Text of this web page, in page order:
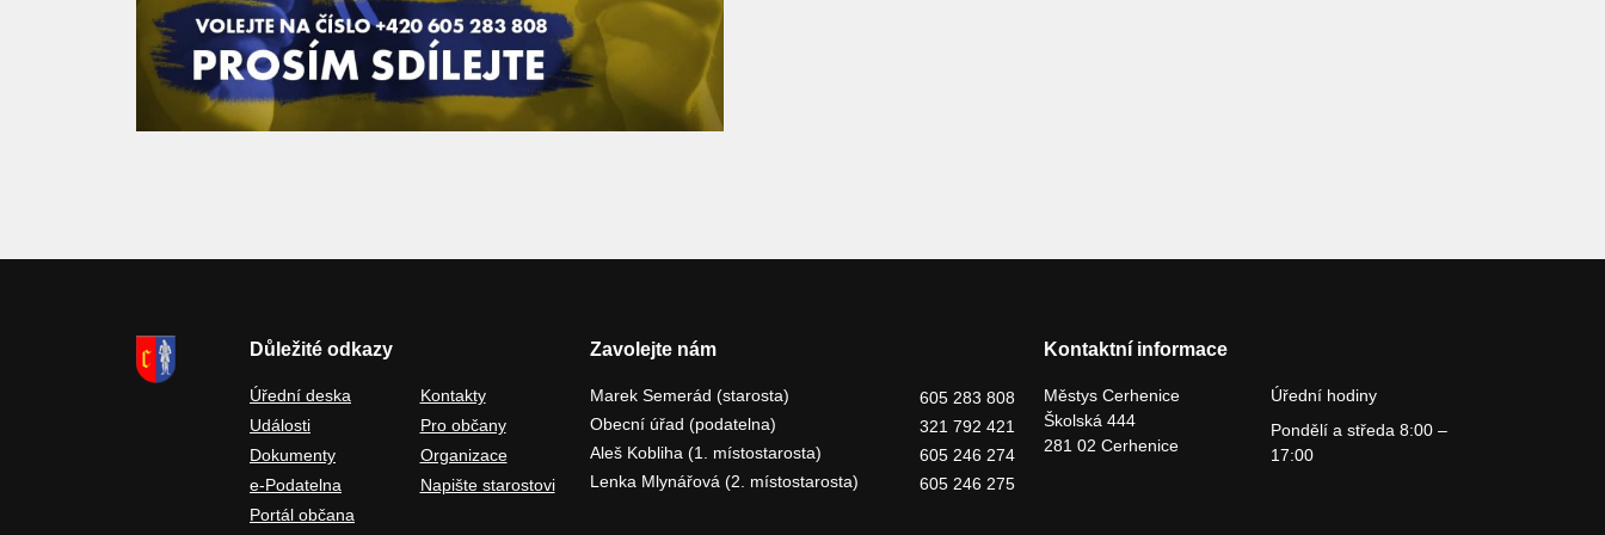
Důležité odkazy
Úřední deska
Události
Dokumenty
e-Podatelna
Portál občana
Kontakty
Pro občany
Organizace
Napište starostovi
Zavolejte nám
Marek Semerád (starosta)
605 283 808
Obecní úřad (podatelna)
321 792 421
Aleš Kobliha (1. místostarosta)
605 246 274
Lenka Mlynářová (2. místostarosta)
605 246 275
Kontaktní informace
Městys Cerhenice
Školská 444
281 02 Cerhenice
Úřední hodiny
Pondělí a středa 8:00 –
17:00